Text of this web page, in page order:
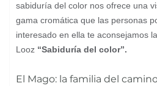
sabiduría del color nos ofrece una
gama cromática que las personas
interesado en ella te aconsejamos
Looz “Sabiduría del color”.
El Mago: la familia del